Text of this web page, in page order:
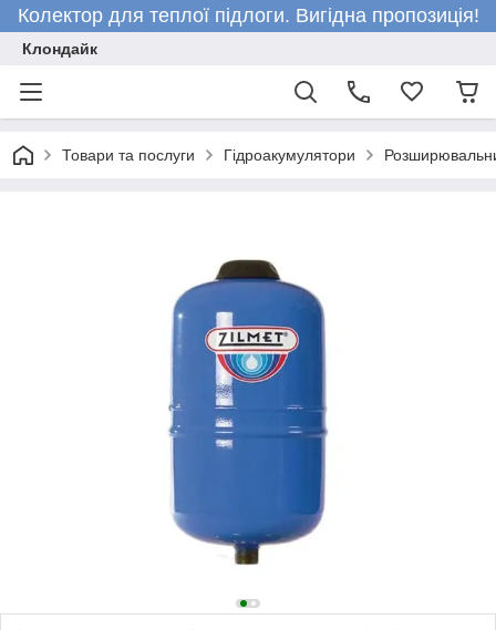
Колектор для теплої підлоги. Вигідна пропозиція!
Клондайк
Товари та послуги Гідроакумулятори